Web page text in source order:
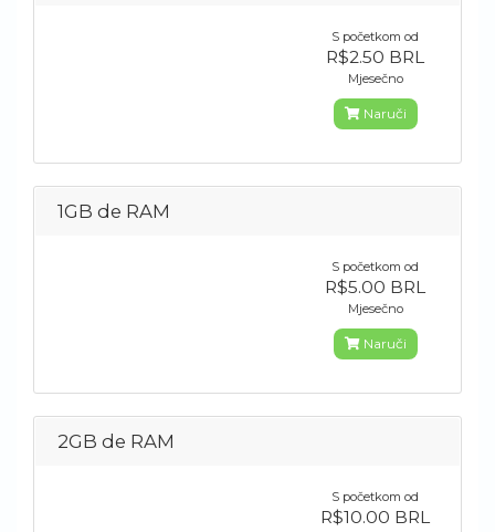
S početkom od
R$2.50 BRL
Mjesečno
Naruči
1GB de RAM
S početkom od
R$5.00 BRL
Mjesečno
Naruči
2GB de RAM
S početkom od
R$10.00 BRL